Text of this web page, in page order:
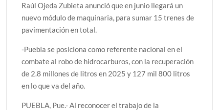
Raúl Ojeda Zubieta anunció que en junio llegará un
nuevo módulo de maquinaria, para sumar 15 trenes de
pavimentación en total.
-Puebla se posiciona como referente nacional en el
combate al robo de hidrocarburos, con la recuperación
de 2.8 millones de litros en 2025 y 127 mil 800 litros
en lo que va del año.
PUEBLA, Pue.- Al reconocer el trabajo de la